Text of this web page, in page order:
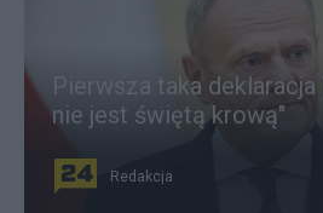
Pierwsza taka deklaracja
nie jest świętą krową"
Redakcja